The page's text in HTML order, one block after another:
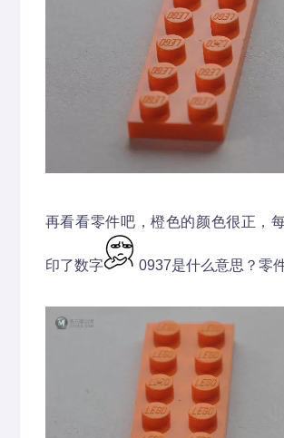
再看看零件吧，橙色的颜色很正，
印了数字 0937是什么意思？零